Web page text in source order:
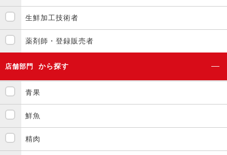
生鮮加工技術者
薬剤師・登録販売者
店舗部門 から探す
青果
鮮魚
精肉